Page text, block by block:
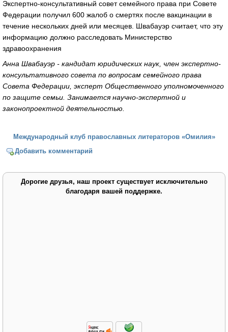
Экспертно-консультативный совет семейного права при Совете
Федерации получил 600 жалоб о смертях после вакцинации в
течение нескольких дней или месяцев. Швабауэр считает, что эту
информацию должно расследовать Министерство
здравоохранения
Анна Швабауэр - кандидат юридических наук, член экспертно-
консультативного совета по вопросам семейного права
Совета Федерации, эксперт Общественного уполномоченного
по защите семьи. Занимается научно-экспертной и
законопроектной деятельностью.
Международный клуб православных литераторов «Омилия»
Добавить комментарий
Дорогие друзья, наш проект существует исключительно
благодаря вашей поддержке.